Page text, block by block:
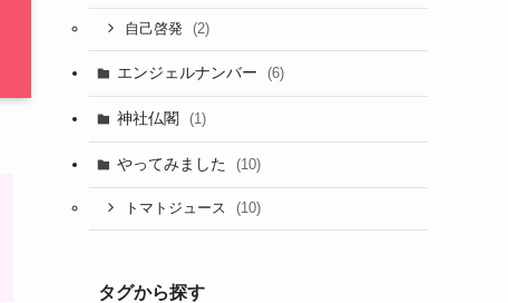
自己啓発 (2)
エンジェルナンバー (6)
神社仏閣 (1)
やってみました (10)
トマトジュース (10)
タグから探す